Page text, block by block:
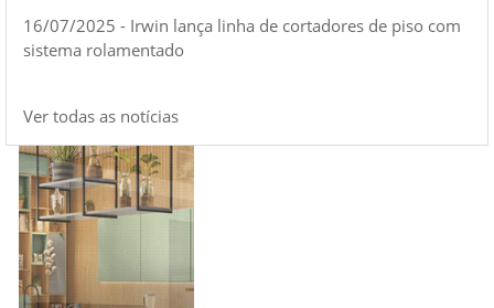
16/07/2025 - Irwin lança linha de cortadores de piso com
sistema rolamentado
Ver todas as notícias